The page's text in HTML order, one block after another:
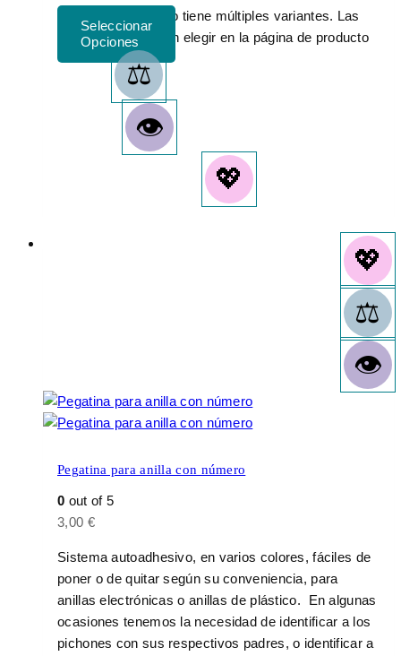
Este producto tiene múltiples variantes. Las
opciones se pueden elegir en la página de producto
Pegatina para anilla con número
0 out of 5
3,00 €
Sistema autoadhesivo, en varios colores, fáciles de
poner o de quitar según su conveniencia, para
anillas electrónicas o anillas de plástico. En algunas
ocasiones tenemos la necesidad de identificar a los
pichones con sus respectivos padres, o identificar a